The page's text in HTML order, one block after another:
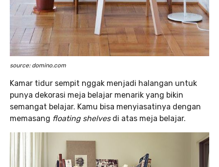
source: domino.com
Kamar tidur sempit nggak menjadi halangan untuk
punya dekorasi meja belajar menarik yang bikin
semangat belajar. Kamu bisa menyiasatinya dengan
memasang floating shelvesdi atas meja belajar.